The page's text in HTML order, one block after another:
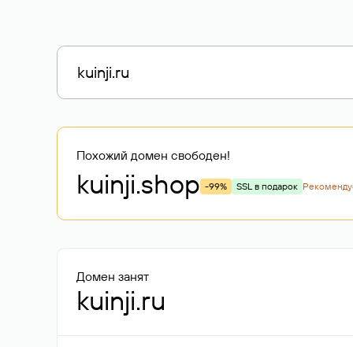
Похожий домен свободен!
kuinji.shop -99% SSL в подарок
Домен занят
kuinji.ru